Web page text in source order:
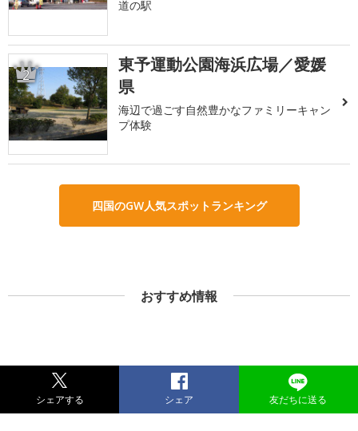
道の駅
2
東予運動公園海浜広場／愛媛
県
海辺で過ごす自然豊かなファミリーキャン
プ体験
四国のGW人気スポットランキング
おすすめ情報
シェアする シェア 友だちに送る